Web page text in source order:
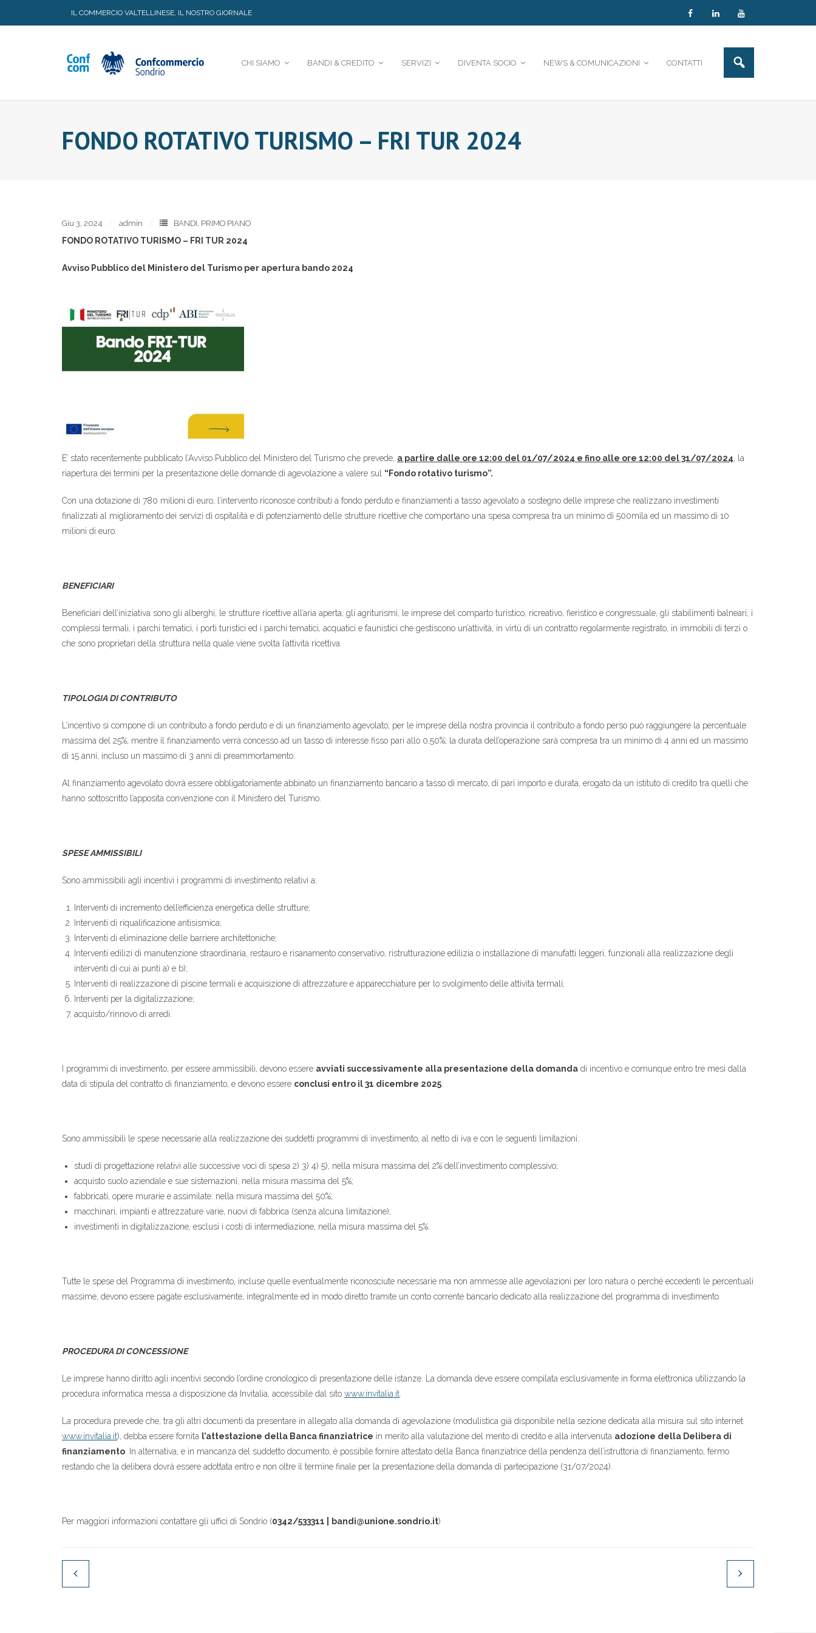
IL COMMERCIO VALTELLINESE, IL NOSTRO GIORNALE
CHI SIAMO BANDI & CREDITO SERVIZI DIVENTA SOCIO NEWS & COMUNICAZIONI CONTATTI
FONDO ROTATIVO TURISMO – FRI TUR 2024
Giu 3, 2024 admin BANDI, PRIMO PIANO
FONDO ROTATIVO TURISMO – FRI TUR 2024
Avviso Pubblico del Ministero del Turismo per apertura bando 2024
E’ stato recentemente pubblicato l’Avviso Pubblico del Ministero del Turismo che prevede, a partire dalle ore 12:00 del 01/07/2024 e fino alle ore 12:00 del 31/07/2024 , la
riapertura dei termini per la presentazione delle domande di agevolazione a valere sul “Fondo rotativo turismo”.
Con una dotazione di 780 milioni di euro, l’intervento riconosce contributi a fondo perduto e finanziamenti a tasso agevolato a sostegno delle imprese che realizzano investimenti
finalizzati al miglioramento dei servizi di ospitalità e di potenziamento delle strutture ricettive che comportano una spesa compresa tra un minimo di 500mila ed un massimo di 10
milioni di euro.
BENEFICIARI
Beneficiari dell’iniziativa sono gli alberghi, le strutture ricettive all’aria aperta, gli agriturismi, le imprese del comparto turistico, ricreativo, fieristico e congressuale, gli stabilimenti balneari, i
complessi termali, i parchi tematici, i porti turistici ed i parchi tematici, acquatici e faunistici che gestiscono un’attività, in virtù di un contratto regolarmente registrato, in immobili di terzi o
che sono proprietari della struttura nella quale viene svolta l’attività ricettiva.
TIPOLOGIA DI CONTRIBUTO
L’incentivo si compone di un contributo a fondo perduto e di un finanziamento agevolato; per le imprese della nostra provincia il contributo a fondo perso può raggiungere la percentuale
massima del 25%, mentre il finanziamento verrà concesso ad un tasso di interesse fisso pari allo 0,50%; la durata dell’operazione sarà compresa tra un minimo di 4 anni ed un massimo
di 15 anni, incluso un massimo di 3 anni di preammortamento.
Al finanziamento agevolato dovrà essere obbligatoriamente abbinato un finanziamento bancario a tasso di mercato, di pari importo e durata, erogato da un istituto di credito tra quelli che
hanno sottoscritto l’apposita convenzione con il Ministero del Turismo.
SPESE AMMISSIBILI
Sono ammissibili agli incentivi i programmi di investimento relativi a:
Interventi di incremento dell’efficienza energetica delle strutture;
Interventi di riqualificazione antisismica;
Interventi di eliminazione delle barriere architettoniche;
Interventi edilizi di manutenzione straordinaria, restauro e risanamento conservativo, ristrutturazione edilizia o installazione di manufatti leggeri, funzionali alla realizzazione degli
interventi di cui ai punti a) e b);
Interventi di realizzazione di piscine termali e acquisizione di attrezzature e apparecchiature per lo svolgimento delle attività termali;
Interventi per la digitalizzazione;
acquisto/rinnovo di arredi.
I programmi di investimento, per essere ammissibili, devono essere avviati successivamente alla presentazione della domanda di incentivo e comunque entro tre mesi dalla
data di stipula del contratto di finanziamento, e devono essere conclusi entro il 31 dicembre 2025
Sono ammissibili le spese necessarie alla realizzazione dei suddetti programmi di investimento, al netto di iva e con le seguenti limitazioni:
studi di progettazione relativi alle successive voci di spesa 2) 3) 4) 5), nella misura massima del 2% dell’investimento complessivo;
acquisto suolo aziendale e sue sistemazioni, nella misura massima del 5%;
fabbricati, opere murarie e assimilate: nella misura massima del 50%;
macchinari, impianti e attrezzature varie, nuovi di fabbrica (senza alcuna limitazione);
investimenti in digitalizzazione, esclusi i costi di intermediazione, nella misura massima del 5%.
Tutte le spese del Programma di investimento, incluse quelle eventualmente riconosciute necessarie ma non ammesse alle agevolazioni per loro natura o perché eccedenti le percentuali
massime, devono essere pagate esclusivamente, integralmente ed in modo diretto tramite un conto corrente bancario dedicato alla realizzazione del programma di investimento.
PROCEDURA DI CONCESSIONE
Le imprese hanno diritto agli incentivi secondo l’ordine cronologico di presentazione delle istanze. La domanda deve essere compilata esclusivamente in forma elettronica utilizzando la
procedura informatica messa a disposizione da Invitalia, accessibile dal sito www.invitalia.it
La procedura prevede che, tra gli altri documenti da presentare in allegato alla domanda di agevolazione (modulistica già disponibile nella sezione dedicata alla misura sul sito internet
www.invitalia.it), debba essere fornita l’attestazione della Banca finanziatrice in merito alla valutazione del merito di credito e alla intervenuta adozione della Delibera di
finanziamento . In alternativa, e in mancanza del suddetto documento, è possibile fornire attestato della Banca finanziatrice della pendenza dell’istruttoria di finanziamento, fermo
restando che la delibera dovrà essere adottata entro e non oltre il termine finale per la presentazione della domanda di partecipazione (31/07/2024).
Per maggiori informazioni contattare gli uffici di Sondrio (0342/533311 | bandi@unione.sondrio.it)